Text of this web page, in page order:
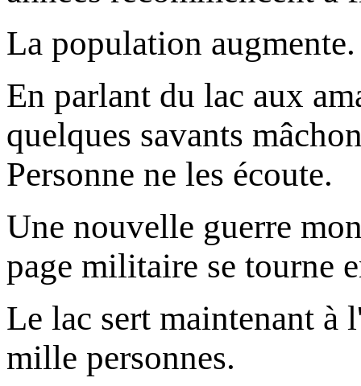
La population augmente.
En parlant du lac aux
quelques savants
Personne ne les écoute.
Une nouvelle guerre
page militaire se tourne
Le lac sert maintenant à
mille personnes.